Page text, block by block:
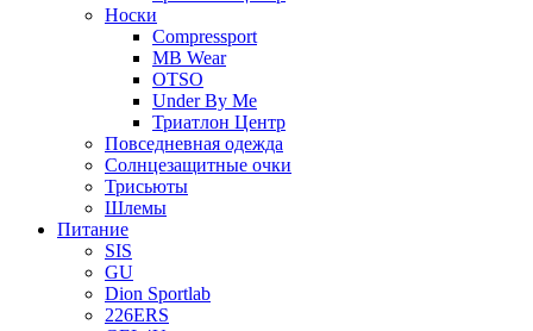
Носки
Compressport
MB Wear
OTSO
Under By Me
Триатлон Центр
Повседневная одежда
Солнцезащитные очки
Трисьюты
Шлемы
Питание
SIS
GU
Dion Sportlab
226ERS